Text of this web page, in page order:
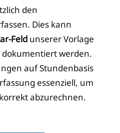
den
Dies kann
Feld unserer Vorlage
werden.
auf Stundenbasis
essenziell, um
abzurechnen.